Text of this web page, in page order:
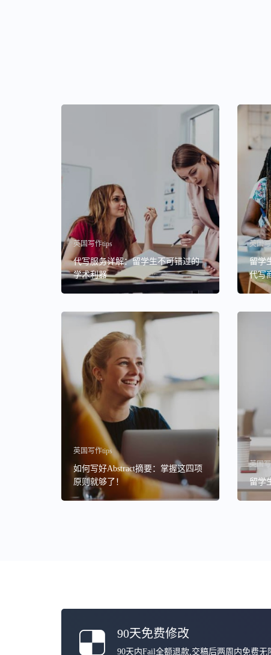
英国写作tips
代写服务详解：留学生不可错过的
学术利器
英国
留学
代写
英国写作tips
如何写好Abstract摘要：掌握这四项
原则就够了！
英国
留学
90天免费修改
90天内Fail全额退款,交稿后两周内免费